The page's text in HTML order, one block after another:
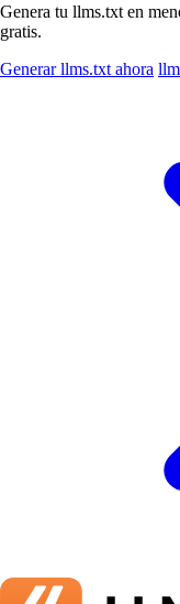
Genera tu llms.txt en
gratis.
Generar llms.txt ahora